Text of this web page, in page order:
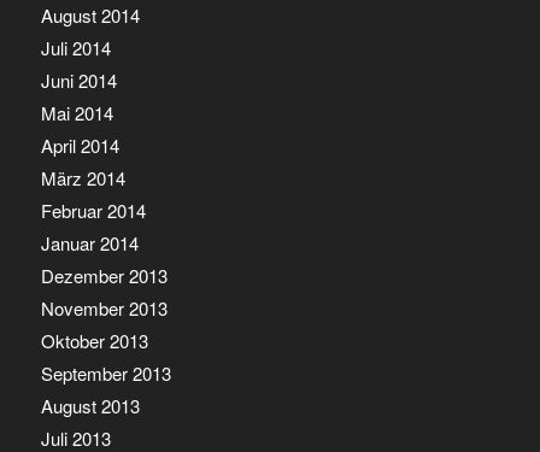
August 2014
Juli 2014
Juni 2014
Mai 2014
April 2014
März 2014
Februar 2014
Januar 2014
Dezember 2013
November 2013
Oktober 2013
September 2013
August 2013
Juli 2013